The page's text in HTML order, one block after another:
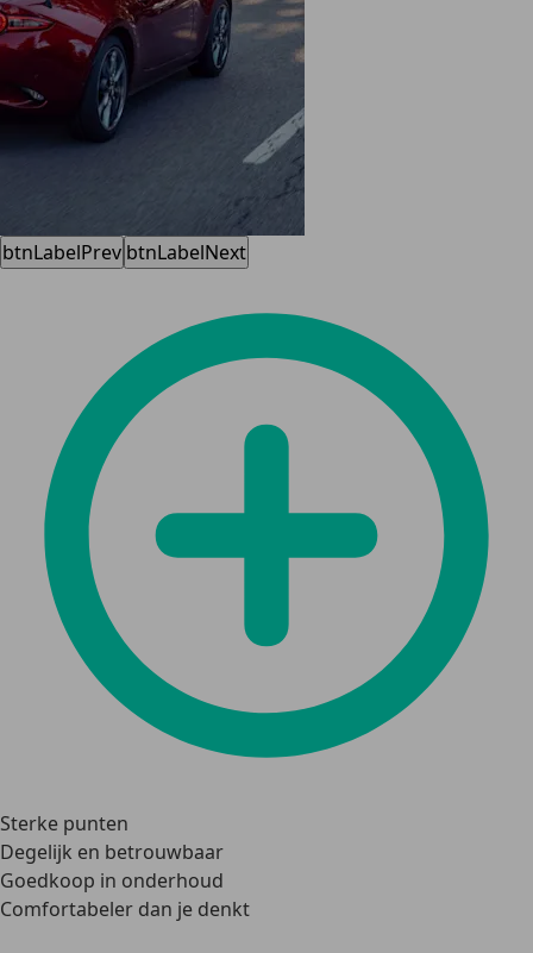
btnLabelPrev btnLabelNext
Sterke punten
Degelijk en betrouwbaar
Goedkoop in onderhoud
Comfortabeler dan je denkt